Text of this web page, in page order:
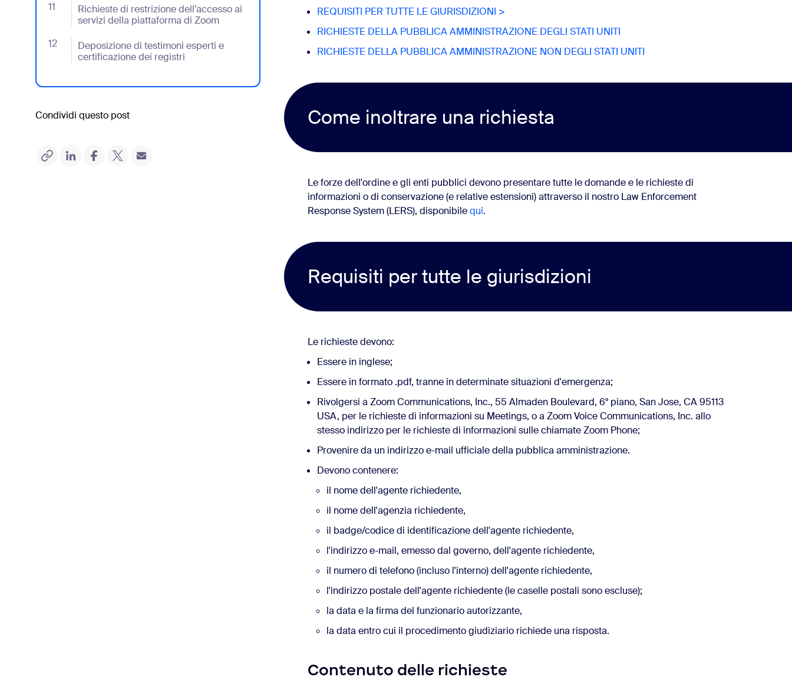
11
Richieste di restrizione dell’accesso ai
servizi della piattaforma di Zoom
- Jumplink to Richieste di restrizione dell’accesso ai servizi della piattaforma di Zoom
12
Deposizione di testimoni esperti e
certificazione dei registri
- Jumplink to Deposizione di testimoni esperti e certificazione dei registri
Condividi questo post
REQUISITI PER TUTTE LE GIURISDIZIONI >
RICHIESTE DELLA PUBBLICA AMMINISTRAZIONE DEGLI STATI UNITI
RICHIESTE DELLA PUBBLICA AMMINISTRAZIONE NON DEGLI STATI UNITI
Come inoltrare una richiesta
Le forze dell'ordine e gli enti pubblici devono presentare tutte le domande e le richieste di
informazioni o di conservazione (e relative estensioni) attraverso il nostro Law Enforcement
Response System (LERS), disponibilequi.
Requisiti per tutte le giurisdizioni
Le richieste devono:
Essere in inglese;
Essere in formato .pdf, tranne in determinate situazioni d'emergenza;
Rivolgersi a Zoom Communications, Inc., 55 Almaden Boulevard, 6° piano, San Jose, CA 95113
USA, per le richieste di informazioni su Meetings, o a Zoom Voice Communications, Inc. allo
stesso indirizzo per le richieste di informazioni sulle chiamate Zoom Phone;
Provenire da un indirizzo e-mail ufficiale della pubblica amministrazione.
Devono contenere:
il nome dell'agente richiedente,
il nome dell'agenzia richiedente,
il badge/codice di identificazione dell'agente richiedente,
l'indirizzo e-mail, emesso dal governo, dell'agente richiedente,
il numero di telefono (incluso l'interno) dell'agente richiedente,
l'indirizzo postale dell'agente richiedente (le caselle postali sono escluse);
la data e la firma del funzionario autorizzante,
la data entro cui il procedimento giudiziario richiede una risposta.
Contenuto delle richieste